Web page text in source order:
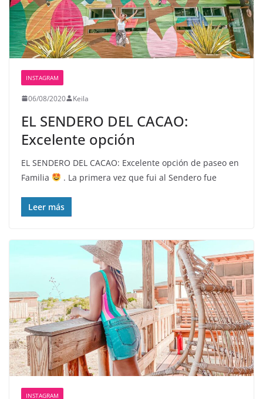
INSTAGRAM
06/08/2020 Keila
EL SENDERO DEL CACAO:
Excelente opción
EL SENDERO DEL CACAO: Excelente opción de paseo en
Familia
. La primera vez que fui al Sendero fue
Leer más
INSTAGRAM